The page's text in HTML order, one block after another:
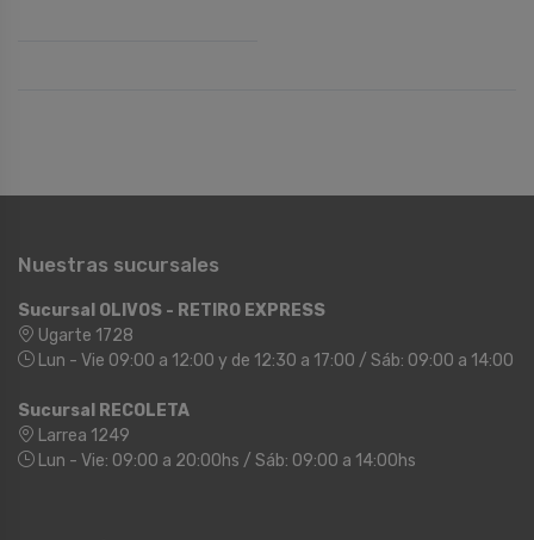
Nuestras sucursales
Sucursal OLIVOS - RETIRO EXPRESS
Ugarte 1728
Lun - Vie 09:00 a 12:00 y de 12:30 a 17:00 / Sáb: 09:00 a 14:00
Sucursal RECOLETA
Larrea 1249
Lun - Vie: 09:00 a 20:00hs / Sáb: 09:00 a 14:00hs